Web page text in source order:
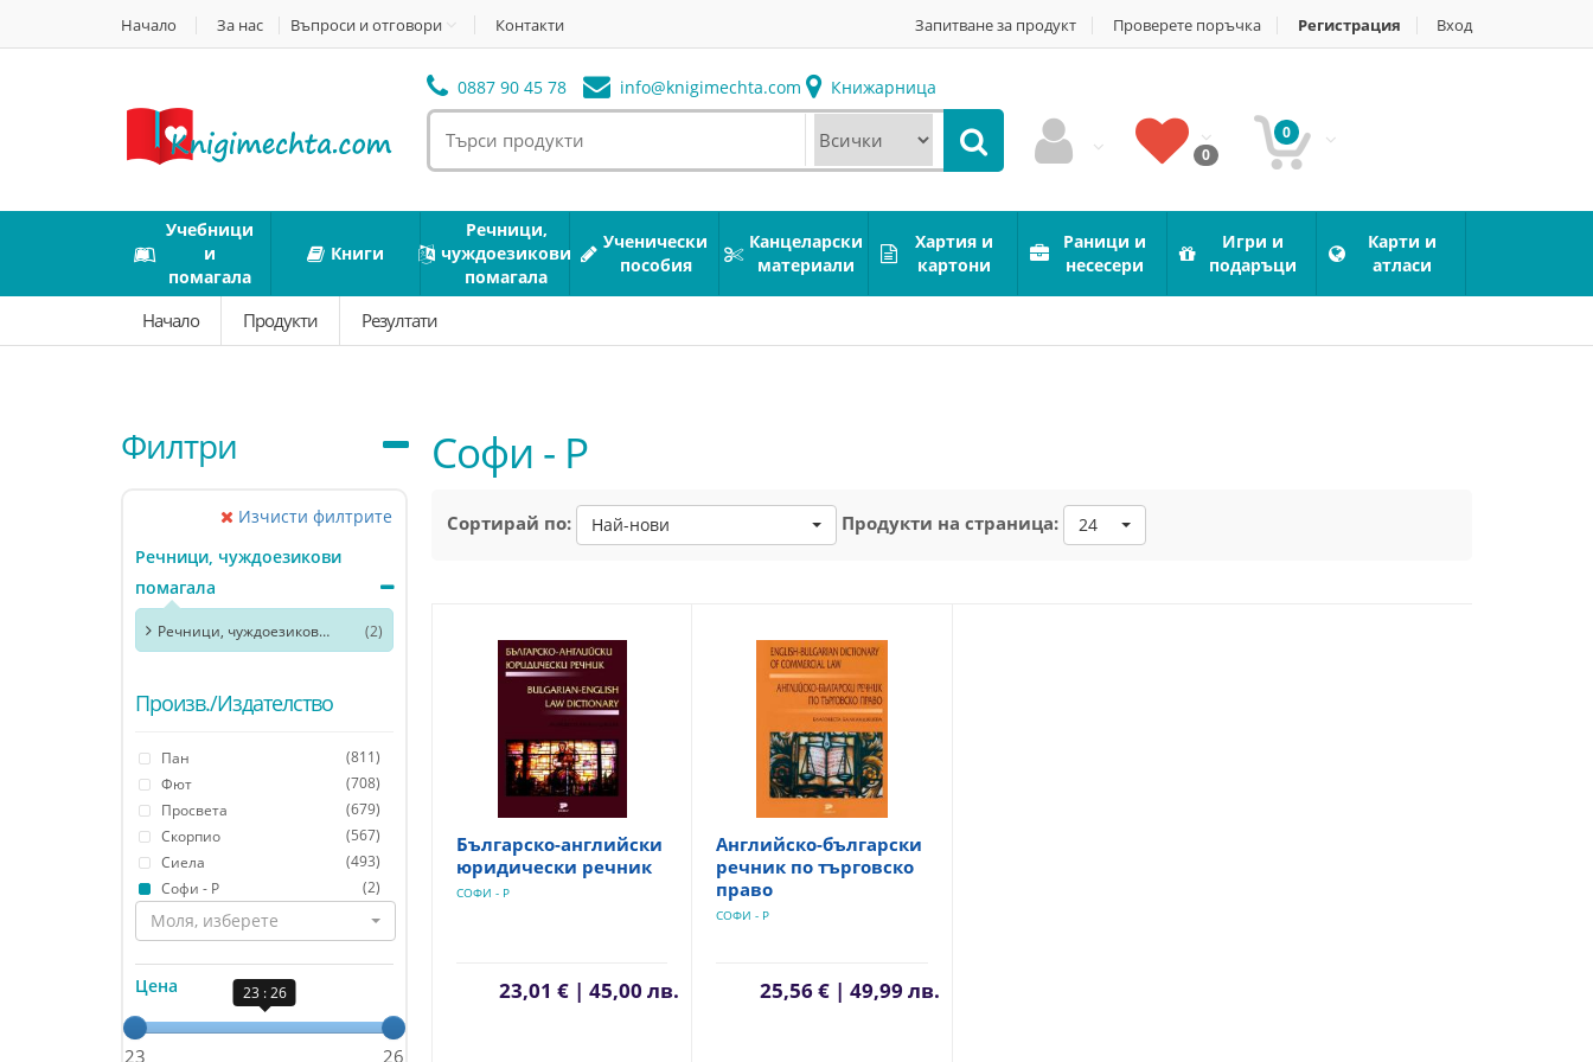
Начало За нас Въпроси и отговори Контакти Запитване за продукт Проверете поръчка Регистрация Вход
0887 90 45 78 info@knigimechta.com Книжарница
0
0
Учебници
и
помагала
Книги
Речници,
чуждоезикови
помагала
Ученически
пособия
Канцеларски
материали
Хартия и
картони
Раници и
несесери
Игри и
подаръци
Карти и
атласи
Начало Продукти Резултати
Филтри
Изчисти филтрите
Речници, чуждоезикови
помагала
Речници, чуждоезикови помагала (2)
Произв./Издателство
Пан
(811)
Фют
(708)
Просвета
(679)
Скорпио
(567)
Сиела
(493)
Софи - Р
(2)
Моля, изберете
Цена 23 : 26
23 26
Софи - Р
Сортирай по: Най-нови Продукти на страница: 24
Българско-английски
юридически речник
СОФИ - Р
23,01 € | 45,00 лв.
Английско-български
речник по търговско
право
СОФИ - Р
25,56 € | 49,99 лв.